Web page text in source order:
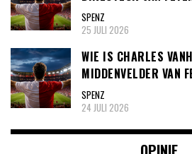
SPENZ
25 JULI 2026
WIE IS CHARLES
MIDDENVELDER VAN
SPENZ
24 JULI 2026